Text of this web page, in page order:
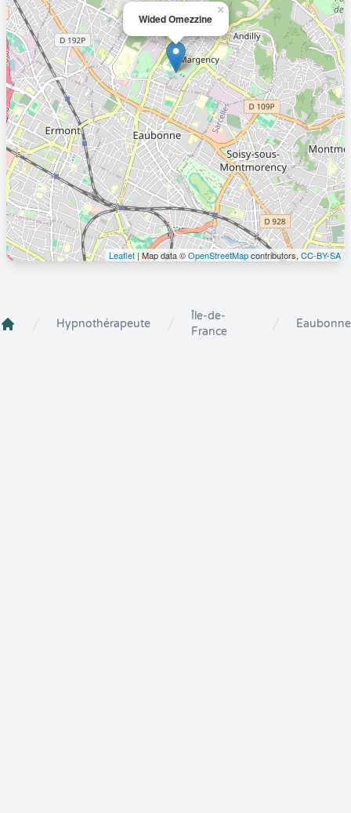
Wided Omezzine
×
Leaflet| Map data ©OpenStreetMapcontributors,CC-BY-SA
Hypnothérapeute
Île-de-
France
Eaubonne